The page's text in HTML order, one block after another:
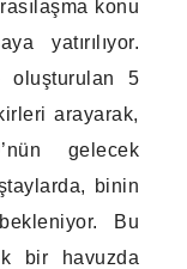
konu
yatırılıyor.
oluşturulan 5
arayarak,
gelecek
binin
Bu
bir havuzda